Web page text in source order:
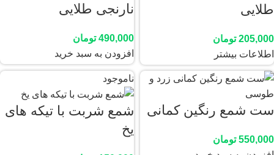
دیدگاهی می‌نویسم.
طلایی
205,000 تومان
اطلاعات بیشتر
نارنجی طلایی
490,000 تومان
افزودن به سبد خرید
ست شمع رنگین کمانی
550,000 تومان
ناموجود
شمع شربت با تیکه های
یخ